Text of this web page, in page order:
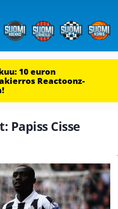
10 euron
Reactoonz-
Cisse